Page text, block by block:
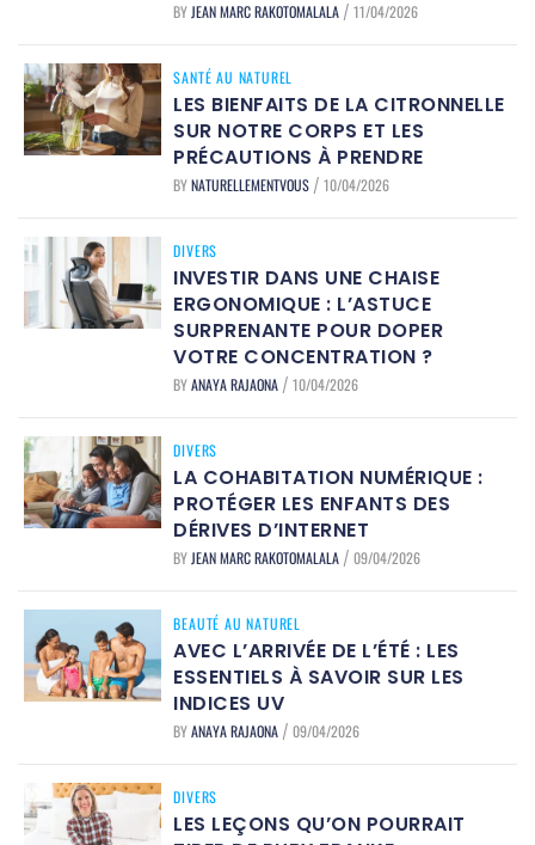
BY JEAN MARC RAKOTOMALALA / 11/04/2026
SANTÉ AU NATUREL
LES BIENFAITS DE LA CITRONNELLE
SUR NOTRE CORPS ET LES
PRÉCAUTIONS À PRENDRE
BYNATURELLEMENTVOUS / 10/04/2026
DIVERS
INVESTIR DANS UNE CHAISE
ERGONOMIQUE : L’ASTUCE
SURPRENANTE POUR DOPER
VOTRE CONCENTRATION ?
BYANAYA RAJAONA / 10/04/2026
DIVERS
LA COHABITATION NUMÉRIQUE :
PROTÉGER LES ENFANTS DES
DÉRIVES D’INTERNET
BY JEAN MARC RAKOTOMALALA / 09/04/2026
BEAUTÉ AU NATUREL
AVEC L’ARRIVÉE DE L’ÉTÉ : LES
ESSENTIELS À SAVOIR SUR LES
INDICES UV
BYANAYA RAJAONA / 09/04/2026
DIVERS
LES LEÇONS QU’ON POURRAIT